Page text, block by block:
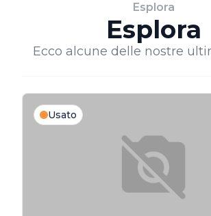
Esplora
Esplora
Ecco alcune delle nostre
Usato